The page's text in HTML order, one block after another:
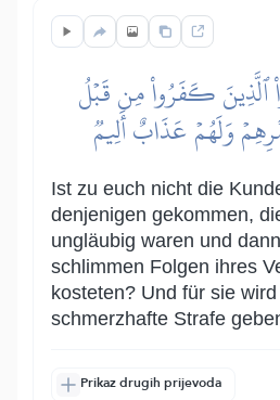
ٱلَّذِينَ كَفَرُواْ مِن قَبۡلُ
وَلَهُمۡ عَذَابٌ أَلِيمٞ
Ist zu euch nicht die
denjenigen gekommen,
ungläubig waren und
schlimmen Folgen ihres
kosteten? Und für sie
schmerzhafte Strafe
Prikaz drugih prijevoda